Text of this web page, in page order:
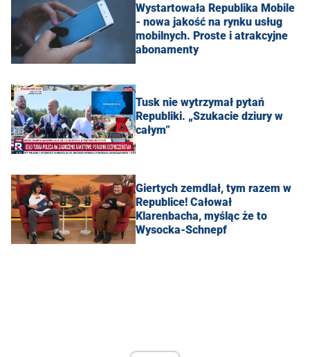
Wystartowała Republika Mobile
- nowa jakość na rynku usług
mobilnych. Proste i atrakcyjne
abonamenty
Tusk nie wytrzymał pytań
Republiki. „Szukacie dziury w
całym”
Giertych zemdlał, tym razem w
Republice! Całował
Klarenbacha, myśląc że to
Wysocka-Schnepf